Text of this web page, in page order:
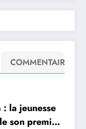
COMMENTAIRE
la jeunesse
son premier